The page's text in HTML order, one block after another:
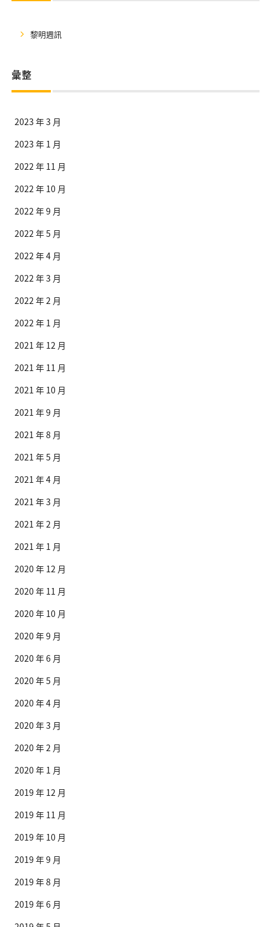
黎明週訊
彙整
2023 年 3 月
2023 年 1 月
2022 年 11 月
2022 年 10 月
2022 年 9 月
2022 年 5 月
2022 年 4 月
2022 年 3 月
2022 年 2 月
2022 年 1 月
2021 年 12 月
2021 年 11 月
2021 年 10 月
2021 年 9 月
2021 年 8 月
2021 年 5 月
2021 年 4 月
2021 年 3 月
2021 年 2 月
2021 年 1 月
2020 年 12 月
2020 年 11 月
2020 年 10 月
2020 年 9 月
2020 年 6 月
2020 年 5 月
2020 年 4 月
2020 年 3 月
2020 年 2 月
2020 年 1 月
2019 年 12 月
2019 年 11 月
2019 年 10 月
2019 年 9 月
2019 年 8 月
2019 年 6 月